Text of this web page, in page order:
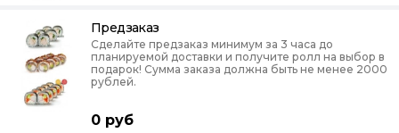
Предзаказ
Сделайте предзаказ минимум за 3 часа до
планируемой доставки и получите ролл на выбор в
подарок! Сумма заказа должна быть не менее 2000
рублей.
0 руб